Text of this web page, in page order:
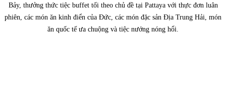
Bảy, thưởng thức tiệc buffet tối theo chủ đề tại Pattaya với thực đơn luân
phiên, các món ăn kinh điển của Đức, các món đặc sản Địa Trung Hải, món
ăn quốc tế ưa chuộng và tiệc nướng nóng hổi.